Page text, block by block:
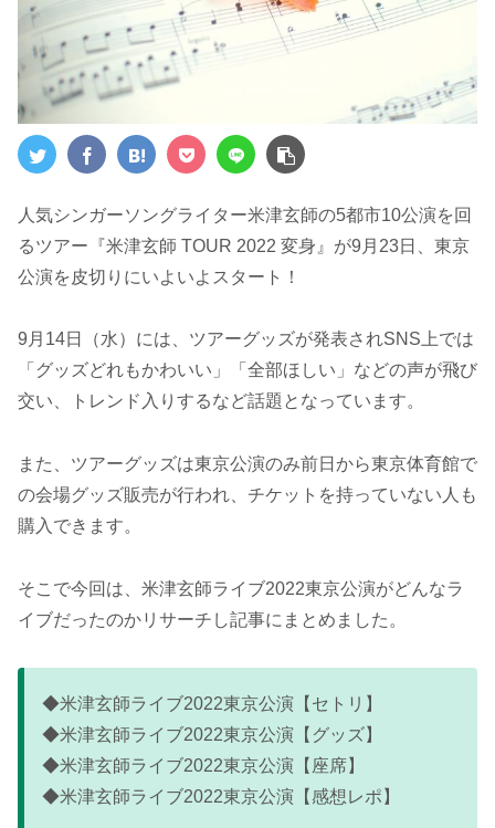
人気シンガーソングライター米津玄師の5都市10公演を回
るツアー『米津玄師 TOUR 2022 変身』が9月23日、東京
公演を皮切りにいよいよスタート！
9月14日（水）には、ツアーグッズが発表されSNS上では
「グッズどれもかわいい」「全部ほしい」などの声が飛び
交い、トレンド入りするなど話題となっています。
また、ツアーグッズは東京公演のみ前日から東京体育館で
の会場グッズ販売が行われ、チケットを持っていない人も
購入できます。
そこで今回は、米津玄師ライブ2022東京公演がどんなラ
イブだったのかリサーチし記事にまとめました。
◆米津玄師ライブ2022東京公演【セトリ】
◆米津玄師ライブ2022東京公演【グッズ】
◆米津玄師ライブ2022東京公演【座席】
◆米津玄師ライブ2022東京公演【感想レポ】